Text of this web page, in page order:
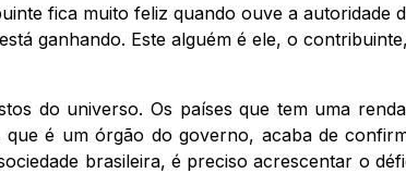
fica muito feliz quando ouve a autoridade
ganhando. Este alguém é ele, o
do universo. Os países que tem uma
é um órgão do governo, acaba de
brasileira, é preciso acrescentar o